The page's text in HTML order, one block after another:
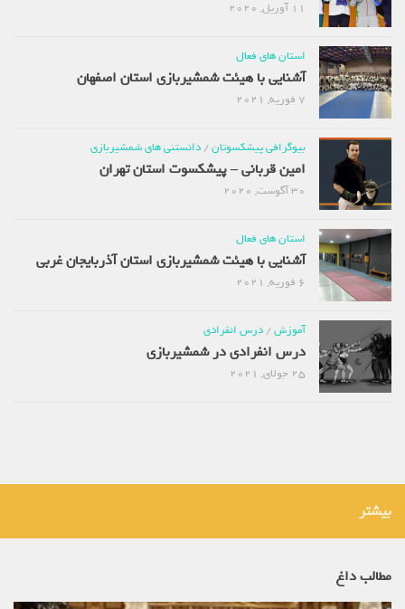
استان های فعال
آشنایی با هیئت شمشیربازی استان اصفهان
بیوگرافی پیشکسوتان/دانستنی های شمشیربازی
امین قربانی – پیشکسوت استان تهران
استان های فعال
آشنایی با هیئت شمشیربازی استان آذربایجان غربی
آموزش/درس انفرادی
درس انفرادی در شمشیربازی
بیشتر
مطالب داغ